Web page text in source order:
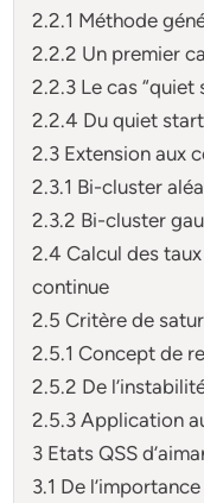
2.2.1 Méthode
2.2.2 Un premier
2.2.3 Le cas “quiet
2.2.4 Du quiet
2.3 Extension aux
2.3.1 Bi-cluster
2.3.2 Bi-cluster
2.4 Calcul des
continue
2.5 Critère de
2.5.1 Concept de
2.5.2 De
2.5.3 Application
3 Etats QSS
3.1 De